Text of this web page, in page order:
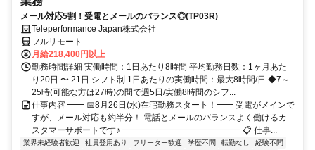
メール対応5割！受電とメールのバランス◎(TP03R)
Teleperformance Japan株式会社
フルリモート
月給218,400円以上
勤務時間詳細 実働時間：1日あたり8時間 平均勤務日数：1ヶ月あた
り20日 〜 21日 シフト制 1日あたりの実働時間：最大8時間/日 ◆7～
25時(可能な方は27時)の間で週5日/実働8時間のシフ...
仕事内容 ━━ 📅8月26日(水)在宅勤務スタート！━━ 受電がメインで
すが、メール対応も約半分！ 電話とメールのバランスよく働けるカ
スタマーサポートです♪ ━━━━━━━━━━━━━━ 📋 仕事...
業界未経験者歓迎 社員登用あり フリーター歓迎 学歴不問 転勤なし
経験不問